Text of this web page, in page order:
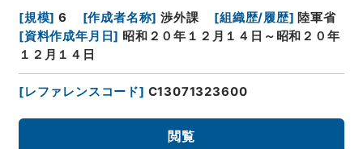
[規模] 6 [作成者名称] 渉外課 [組織歴/履歴] 陸軍省
[資料作成年月日] 昭和２０年１２月１４日～昭和２０年
１２月１４日
[レファレンスコード] C13071323600
閲覧